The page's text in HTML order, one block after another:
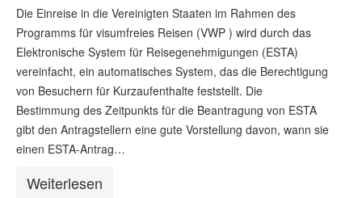
Die Einreise in die Vereinigten Staaten im Rahmen des
Programms für visumfreies Reisen (VWP ) wird durch das
Elektronische System für Reisegenehmigungen (ESTA)
vereinfacht, ein automatisches System, das die Berechtigung
von Besuchern für Kurzaufenthalte feststellt. Die
Bestimmung des Zeitpunkts für die Beantragung von ESTA
gibt den Antragstellern eine gute Vorstellung davon, wann sie
einen ESTA-Antrag…
Weiterlesen